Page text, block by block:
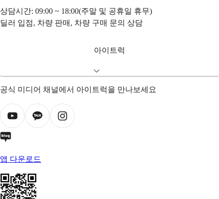
상담시간: 09:00 ~ 18:00(주말 및 공휴일 휴무)
딜러 입점, 차량 판매, 차량 구매 문의 상담
아이트럭
공식 미디어 채널에서 아이트럭을 만나보세요
앱 다운로드